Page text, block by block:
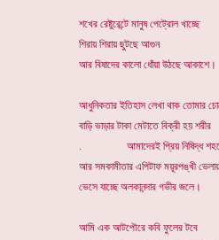
শখের রেষ্টুরেন্টে মানুষ পেট্রোল খাচ্ছে
শিরায় শিরায় ছুটছে আগুন
আর বিষাদের কালো ধোঁয়া উঠছে আকাশে।
আধুনিকতার ইতিহাস লেখা থাক তোমার
বাড়ি ভাড়ার টাকা মেটাতে বিক্রী হয় শরীর
. আমাদেরই প্রিয় নিষিদ্ধ
আর সমকামীতার এপিটাফ ময়ূরপঙ্খী ভেলায়
ভেসে যাচ্ছে অলকানন্দার গভীর জলে।
আমি এক আটপৌরে কবি ফুলের টবে